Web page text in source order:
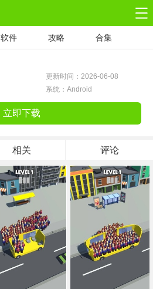
软件 攻略 合集
更新时间：2026-06-08
系统：Android
立即下载
相关 评论